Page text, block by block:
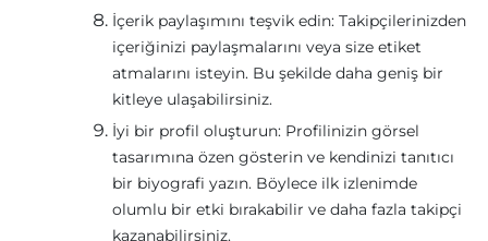
İçerik paylaşımını teşvik edin: Takipçilerinizden
içeriğinizi paylaşmalarını veya size etiket
atmalarını isteyin. Bu şekilde daha geniş bir
kitleye ulaşabilirsiniz.
İyi bir profil oluşturun: Profilinizin görsel
tasarımına özen gösterin ve kendinizi tanıtıcı
bir biyografi yazın. Böylece ilk izlenimde
olumlu bir etki bırakabilir ve daha fazla takipçi
kazanabilirsiniz.